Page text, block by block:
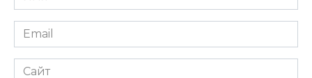
*
Email
*
Сайт